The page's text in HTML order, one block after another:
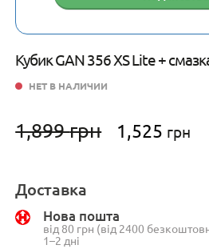
Кубик GAN 356 XS Lite +
1,899грн
цена
1,525 грн
НЕТ В НАЛИЧИИ
Доставка
Нова пошта
від 80 грн (від 2400
1–2 дні